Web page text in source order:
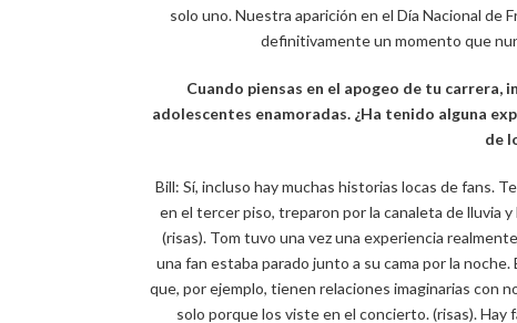
solo uno. Nuestra aparición en el Día Nacional de
definitivamente un momento que
Cuando piensas en el apogeo de tu carrera,
adolescentes enamoradas. ¿Ha tenido alguna
de
Bill: Sí, incluso hay muchas historias locas de fans.
en el tercer piso, treparon por la canaleta de lluvia
(risas). Tom tuvo una vez una experiencia
una fan estaba parado junto a su cama por la
que, por ejemplo, tienen relaciones imaginarias con
solo porque los viste en el concierto. (risas). Hay